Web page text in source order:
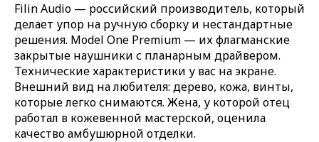
Filin Audio — российский производитель, который
делает упор на ручную сборку и нестандартные
решения. Model One Premium — их флагманские
закрытые наушники с планарным драйвером.
Технические характеристики у вас на экране.
Внешний вид на любителя: дерево, кожа, винты,
которые легко снимаются. Жена, у которой отец
работал в кожевенной мастерской, оценила
качество амбушюрной отделки.